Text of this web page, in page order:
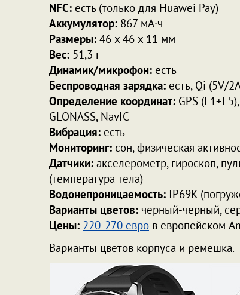
NFC: есть (только для Huawei Pay)
Аккумулятор: 867 мА·ч
Размеры: 46 x 46 x 11 мм
Вес: 51,3 г
Динамик/микрофон: есть
Беспроводная зарядка: есть, Qi (5V/
Определение координат: GPS
GLONASS, NavIC
Вибрация: есть
Мониторинг: сон, физическая
Датчики: акселерометр, гироскоп,
(температура тела)
Водонепроницаемость: IP69K
Варианты цветов: черный-черный,
Цены: 220-270 евро в европейском
Варианты цветов корпуса и ремешка.